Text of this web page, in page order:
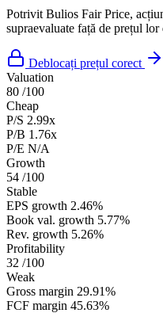
Potrivit Bulios Fair Price,
supraevaluate față de prețul lor
Deblocați prețul corect
Valuation
80 /100
Cheap
P/S 2.99x
P/B 1.76x
P/E N/A
Growth
54 /100
Stable
EPS growth 2.46%
Book val. growth 5.77%
Rev. growth 5.26%
Profitability
32 /100
Weak
Gross margin 29.91%
FCF margin 45.63%